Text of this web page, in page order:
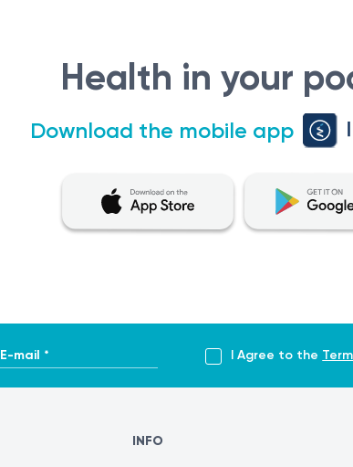
Health in your
Download the mobile app
E-mail * I Agree to the
INFO